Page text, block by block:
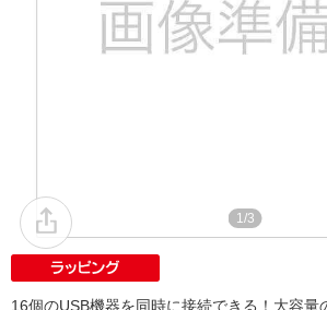
1/3
16個のUSB機器を同時に接続できる！大容量